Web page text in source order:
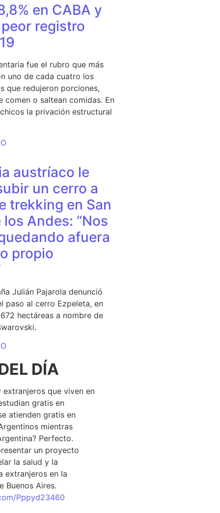
en CABA y
registro
fue el rubro que más
uno de cada cuatro los
que redujeron porciones,
comen o saltean comidas. En
la privación estructural
austríaco le
un cerro a
trekking en San
Andes: “Nos
afuera
propio
Julián Pajarola denunció
paso al cerro Ezpeleta, en
hectáreas a nombre de
DÍA
extranjeros que viven en
gratis en
atienden gratis en
mientras
Perfecto.
un proyecto
la salud y la
extranjeros en la
Buenos Aires.
Pppyd23460